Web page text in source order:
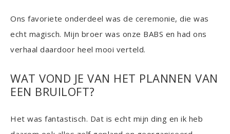
Ons favoriete onderdeel was de ceremonie, die was
echt magisch. Mijn broer was onze BABS en had ons
verhaal daardoor heel mooi verteld.
WAT VOND JE VAN HET PLANNEN VAN
EEN BRUILOFT?
Het was fantastisch. Dat is echt mijn ding en ik heb